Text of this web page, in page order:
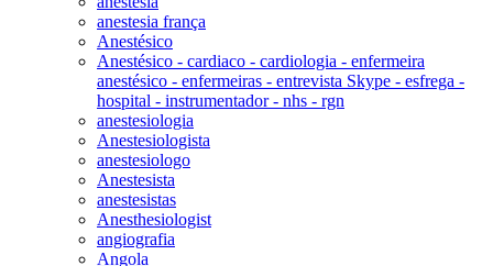
anestesia frança
Anestésico
Anestésico - cardiaco - cardiologia - enfermeira
anestésico - enfermeiras - entrevista Skype - esfrega -
hospital - instrumentador - nhs - rgn
anestesiologia
Anestesiologista
anestesiologo
Anestesista
anestesistas
Anesthesiologist
angiografia
Angola